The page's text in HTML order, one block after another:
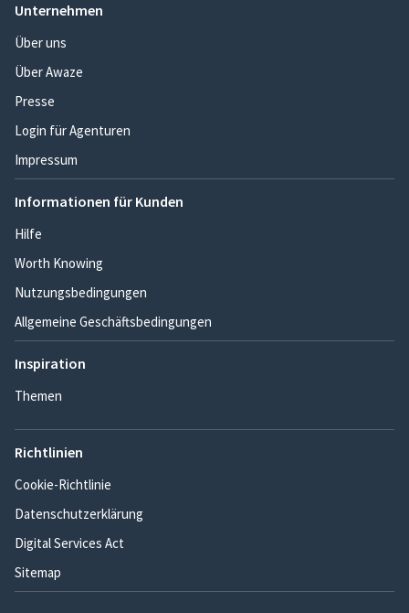
Unternehmen
Über uns
Über Awaze
Presse
Login für Agenturen
Impressum
Informationen für Kunden
Hilfe
Worth Knowing
Nutzungsbedingungen
Allgemeine Geschäftsbedingungen
Inspiration
Themen
Richtlinien
Cookie-Richtlinie
Datenschutzerklärung
Digital Services Act
Sitemap